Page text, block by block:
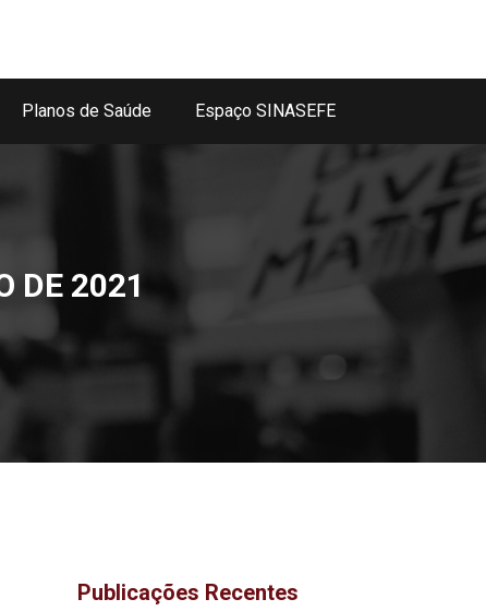
Planos de Saúde Espaço SINASEFE
DE 2021
Publicações Recentes